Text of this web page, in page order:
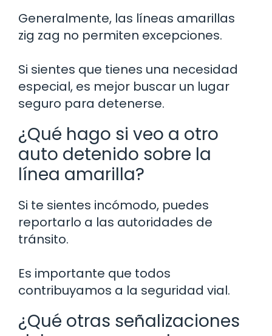
Generalmente, las líneas amarillas
zig zag no permiten excepciones.
Si sientes que tienes una necesidad
especial, es mejor buscar un lugar
seguro para detenerse.
¿Qué hago si veo a otro
auto detenido sobre la
línea amarilla?
Si te sientes incómodo, puedes
reportarlo a las autoridades de
tránsito.
Es importante que todos
contribuyamos a la seguridad vial.
¿Qué otras señalizaciones